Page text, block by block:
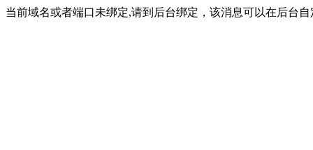
当前域名或者端口未绑定,请到后台绑定，该消息可以在后台自